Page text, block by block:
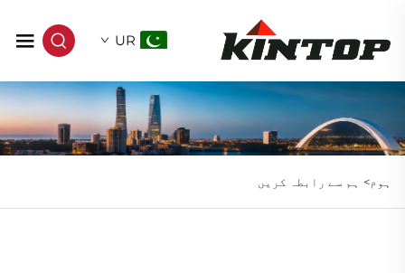
UR
ہوم> ہم سے رابطہ کریں